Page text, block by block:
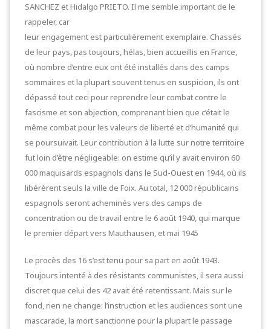
SANCHEZ et Hidalgo PRIETO. Il me semble important de le
rappeler, car
leur engagement est particulièrement exemplaire. Chassés
de leur pays, pas toujours, hélas, bien accueillis en France,
où nombre d’entre eux ont été installés dans des camps
sommaires et la plupart souvent tenus en suspicion, ils ont
dépassé tout ceci pour reprendre leur combat contre le
fascisme et son abjection, comprenant bien que c’était le
même combat pour les valeurs de liberté et d’humanité qui
se poursuivait. Leur contribution à la lutte sur notre territoire
fut loin d’être négligeable: on estime qu’il y avait environ 60
000 maquisards espagnols dans le Sud-Ouest en 1944, où ils
libérèrent seuls la ville de Foix. Au total, 12 000 républicains
espagnols seront acheminés vers des camps de
concentration ou de travail entre le 6 août 1940, qui marque
le premier départ vers Mauthausen, et mai 1945
Le procès des 16 s’est tenu pour sa part en août 1943.
Toujours intenté à des résistants communistes, il sera aussi
discret que celui des 42 avait été retentissant. Mais sur le
fond, rien ne change: l’instruction et les audiences sont une
mascarade, la mort sanctionne pour la plupart le passage